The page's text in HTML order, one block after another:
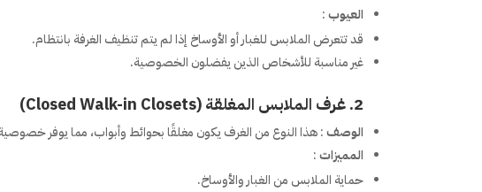
العيوب:
قد تتعرض الملابس للغبار أو الأوساخ إذا لم يتم تنظيف الغرفة بانتظام.
غير مناسبة للأشخاص الذين يفضلون الخصوصية.
2. غرف الملابس المغلقة (Closed Walk-in Closets)
الوصف: هذا النوع من الغرف يكون مغلقًا بحوائط وأبواب، مما يوفر خصوصية
المميزات:
حماية الملابس من الغبار والأوساخ.